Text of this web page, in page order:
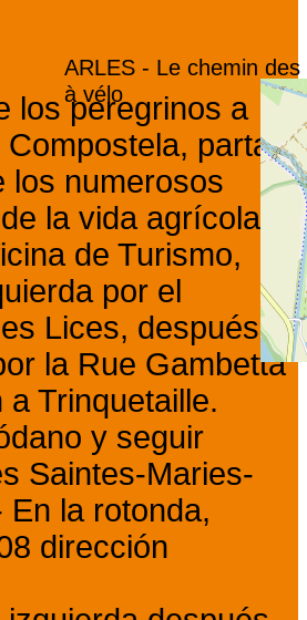
ARLES - Le chemin
à vélo
los peregrinos a
parta
los numerosos
la vida agrícola...
de Turismo,
por el
Lices, después a
la Rue Gambetta
Trinquetaille.
y seguir
Saintes-Maries-
En la rotonda,
dirección